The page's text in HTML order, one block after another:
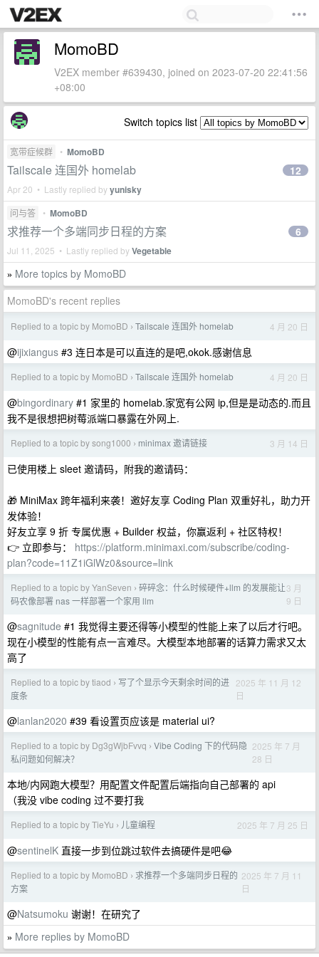
MomoBD
V2EX member #639430, joined on 2023-07-20 22:41:56
+08:00
Switch topics list
宽带症候群 • MomoBD
Tailscale 连国外 homelab
Apr 20 • Lastly replied byyunisky
12
问与答 • MomoBD
求推荐一个多端同步日程的方案
Jul 11, 2025 • Lastly replied byVegetable
6
» More topics by MomoBD
MomoBD's recent replies
Replied to a topic by MomoBD › Tailscale 连国外 homelab 4 月 20 日
@ijixiangus #3 连日本是可以直连的是吧,okok.感谢信息
Replied to a topic by MomoBD › Tailscale 连国外 homelab 4 月 20 日
@bingordinary #1 家里的 homelab.家宽有公网 ip,但是是动态的.而且
我不是很想把树莓派端口暴露在外网上.
Replied to a topic by song1000 › minimax 邀请链接 3 月 14 日
已使用楼上 sleet 邀请码，附我的邀请码：
🎁 MiniMax 跨年福利来袭！邀好友享 Coding Plan 双重好礼，助力开
发体验！
好友立享 9 折 专属优惠 + Builder 权益，你赢返利 + 社区特权！
👉 立即参与： https://platform.minimaxi.com/subscribe/coding-
plan?code=11Z1iGlWz0&source=link
Replied to a topic by YanSeven › 碎碎念：什么时候硬件+llm 的发展能让
码农像部署 nas 一样部署一个家用 llm
3 月
9 日
@sagnitude #1 我觉得主要还得等小模型的性能上来了以后才行吧。
现在小模型的性能有点一言难尽。大模型本地部署的话算力需求又太
高了
Replied to a topic by tiaod › 写了个显示今天剩余时间的进
度条
2025 年 11 月 12
日
@lanlan2020 #39 看设置页应该是 material ui?
Replied to a topic by Dg3gWjbFvvq › Vibe Coding 下的代码隐
私问题如何解决？
2025 年 7 月
28 日
本地/内网跑大模型？用配置文件配置后端指向自己部署的 api
（我没 vibe coding 过不要打我
Replied to a topic by TieYu › 儿童编程 2025 年 7 月 25 日
@sentinelK 直接一步到位跳过软件去搞硬件是吧😂
Replied to a topic by MomoBD › 求推荐一个多端同步日程的
方案
2025 年 7 月 11
日
@Natsumoku 谢谢！在研究了
» More replies by MomoBD